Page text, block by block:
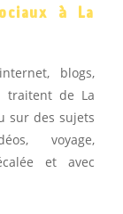
à La
blogs,
traitent de La
sur des sujets
voyage,
et avec